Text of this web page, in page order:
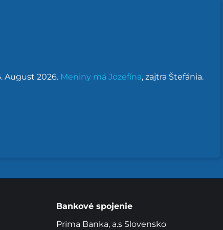
August 2026. Meniny máJozefína, zajtra Štefánia.
Bankové spojenie
Prima Banka, a.s Slovensko